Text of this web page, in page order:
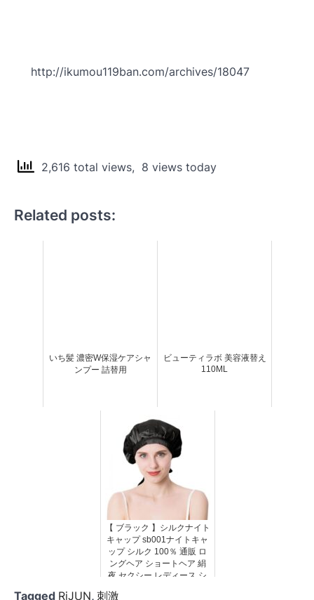
http://ikumou119ban.com/archives/18047
2,616 total views, 8 views today
Related posts:
いち髪 濃密W保湿ケアシャ
ンプー 詰替用
ビューティラボ 美容液替え
110ML
【 ブラック 】シルクナイト
キャップ sb001ナイトキャ
ップ シルク 100％ 通販 ロ
ングヘア ショートヘア 絹
夜 セクシー レディース シ
Tagged RiJUN, 刺激